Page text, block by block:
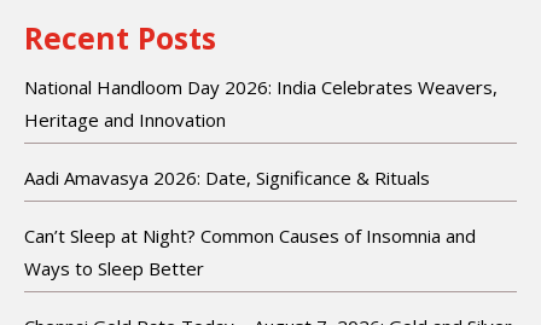
Recent Posts
National Handloom Day 2026: India Celebrates Weavers,
Heritage and Innovation
Aadi Amavasya 2026: Date, Significance & Rituals
Can’t Sleep at Night? Common Causes of Insomnia and
Ways to Sleep Better